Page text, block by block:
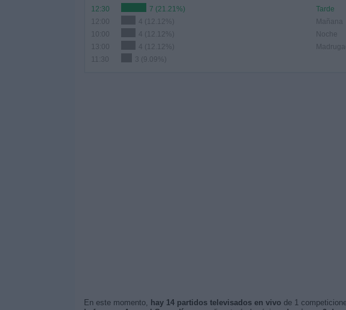
12:30
7 (21.21%)
12:00
4 (12.12%)
4 (12.12%)
13:00
4 (12.12%)
11:30
3 (9.09%)
Tarde
Mañana
Noche
En este momento, hay 14 partidos televisados en vivo de 1